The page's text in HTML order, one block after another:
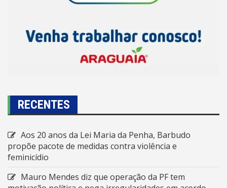
RECENTES
Aos 20 anos da Lei Maria da Penha, Barbudo
propõe pacote de medidas contra violência e
feminicídio
Mauro Mendes diz que operação da PF tem